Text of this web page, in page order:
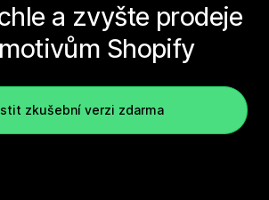
a zvyšte prodeje
Shopify
zkušební verzi zdarma